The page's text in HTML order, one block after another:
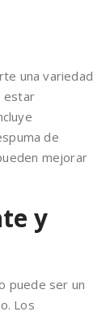
una variedad
estar
de
mejorar
y
puede ser un
Los